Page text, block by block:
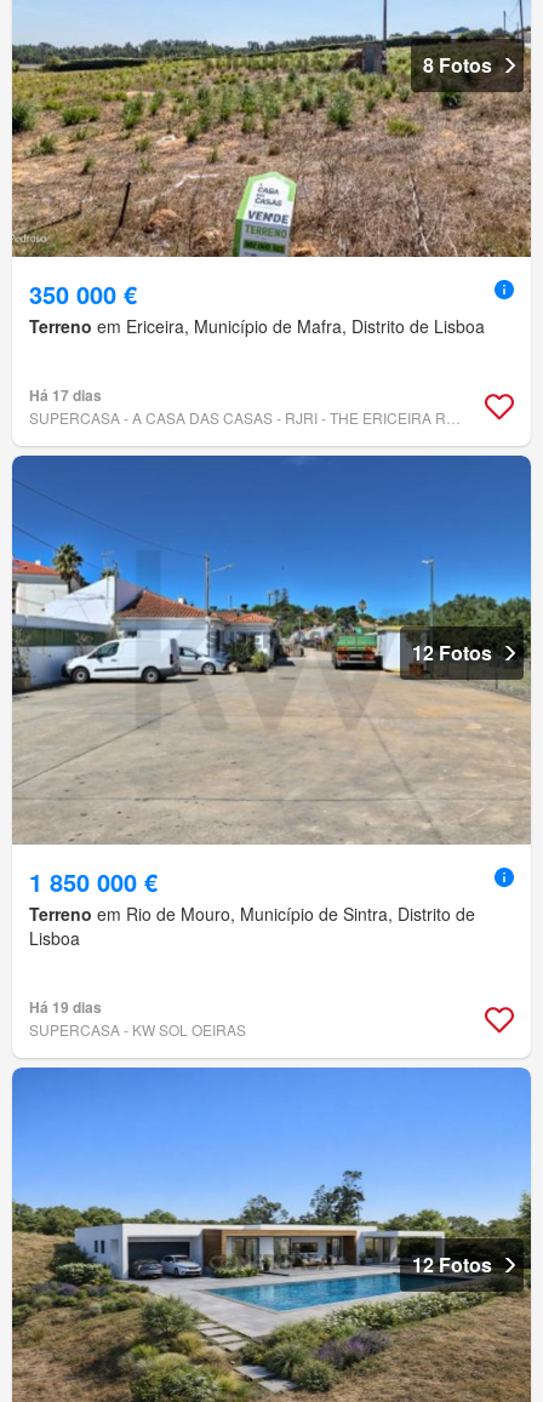
8 Fotos
350 000 €
Terreno em Ericeira, Município de Mafra, Distrito de Lisboa
Há 17 dias
12 Fotos
1 850 000 €
Terreno em Rio de Mouro, Município de Sintra, Distrito de
Lisboa
Há 19 dias
SUPERCASA - KW SOL OEIRAS
12 Fotos